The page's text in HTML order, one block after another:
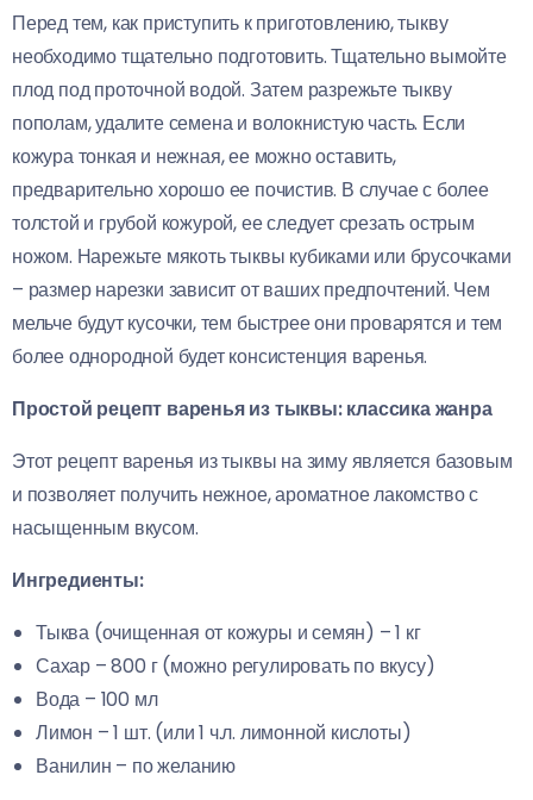
Перед тем, как приступить к приготовлению, тыкву
необходимо тщательно подготовить. Тщательно вымойте
плод под проточной водой. Затем разрежьте тыкву
пополам, удалите семена и волокнистую часть. Если
кожура тонкая и нежная, ее можно оставить,
предварительно хорошо ее почистив. В случае с более
толстой и грубой кожурой, ее следует срезать острым
ножом. Нарежьте мякоть тыквы кубиками или брусочками
– размер нарезки зависит от ваших предпочтений. Чем
мельче будут кусочки, тем быстрее они проварятся и тем
более однородной будет консистенция варенья.
Простой рецепт варенья из тыквы: классика жанра
Этот рецепт варенья из тыквы на зиму является базовым
и позволяет получить нежное, ароматное лакомство с
насыщенным вкусом.
Ингредиенты:
Тыква (очищенная от кожуры и семян) – 1 кг
Сахар – 800 г (можно регулировать по вкусу)
Вода – 100 мл
Лимон – 1 шт. (или 1 ч.л. лимонной кислоты)
Ванилин – по желанию